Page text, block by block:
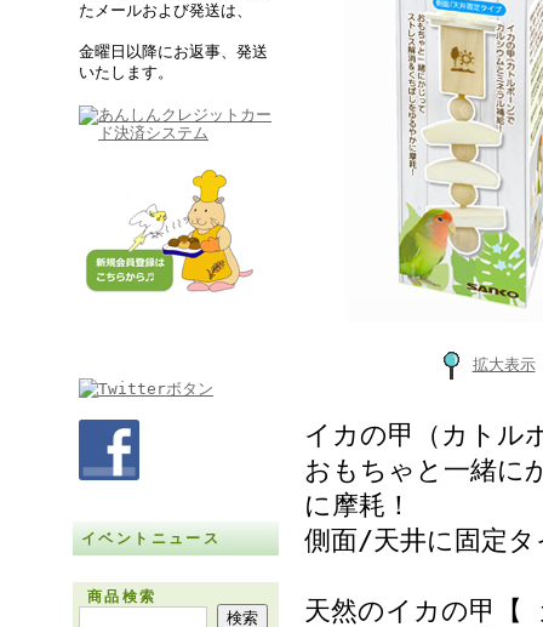
たメールおよび発送は、
金曜日以降にお返事、発送
いたします。
イベントニュース
商品検索
拡大表示
イカの甲（カトル
おもちゃと一緒に
に摩耗！
側面/天井に固定タ
天然のイカの甲【